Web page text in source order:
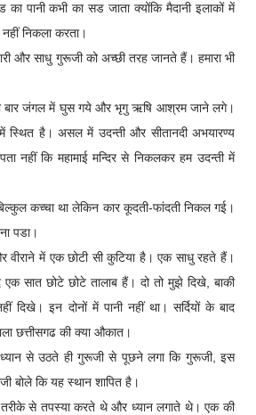
का पानी कभी का सड जाता क्योंकि मैदानी इलाकों में
नहीं निकला करता।
और साधु गुरूजी को अच्छी तरह जानते हैं। हमारा भी
बार जंगल में घुस गये और भृगु ऋषि आश्रम जाने लगे।
है। असल में उदन्ती और सीतानदी अभयारण्य
नहीं कि महामाई मन्दिर से निकलकर हम उदन्ती में
कच्चा था लेकिन कार कूदती-फांदती निकल गई।
पडा।
वीराने में एक छोटी सी कुटिया है। एक साधु रहते हैं।
सात छोटे छोटे तालाब हैं। दो तो मुझे दिखे, बाकी
दिखे। इन दोनों में पानी नहीं था। सर्दियों के बाद
छत्तीसगढ की क्या औकात।
ध्यान से उठते ही गुरूजी से पूछने लगा कि गुरूजी, इस
बोले कि यह स्थान शापित है।
से तपस्या करते थे और ध्यान लगाते थे। एक की